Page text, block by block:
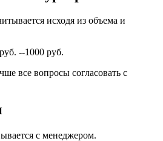
исходя из объема и
--1000 руб.
все вопросы согласовать с
с менеджером.